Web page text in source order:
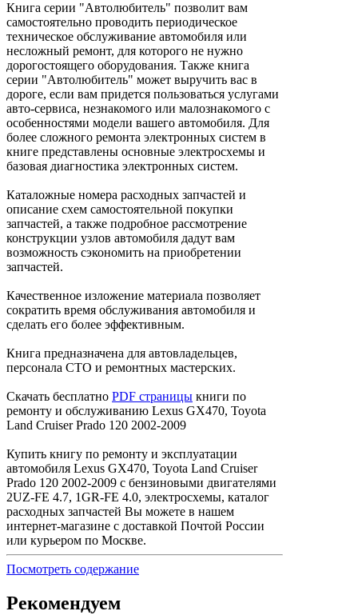
Книга серии "Автолюбитель" позволит вам
самостоятельно проводить периодическое
техническое обслуживание автомобиля или
несложный ремонт, для которого не нужно
дорогостоящего оборудования. Также книга
серии "Автолюбитель" может выручить вас в
дороге, если вам придется пользоваться услугами
авто-сервиса, незнакомого или малознакомого с
особенностями модели вашего автомобиля. Для
более сложного ремонта электронных систем в
книге представлены основные электросхемы и
базовая диагностика электронных систем.
Каталожные номера расходных запчастей и
описание схем самостоятельной покупки
запчастей, а также подробное рассмотрение
конструкции узлов автомобиля дадут вам
возможность сэкономить на приобретении
запчастей.
Качественное изложение материала позволяет
сократить время обслуживания автомобиля и
сделать его более эффективным.
Книга предназначена для автовладельцев,
персонала СТО и ремонтных мастерских.
Скачать бесплатно PDF страницы книги по
ремонту и обслуживанию Lexus GX470, Toyota
Land Cruiser Prado 120 2002-2009
Купить книгу по ремонту и эксплуатации
автомобиля Lexus GX470, Toyota Land Cruiser
Prado 120 2002-2009 с бензиновыми двигателями
2UZ-FE 4.7, 1GR-FE 4.0, электросхемы, каталог
расходных запчастей Вы можете в нашем
интернет-магазине с доставкой Почтой России
или курьером по Москве.
Посмотреть содержание
Рекомендуем